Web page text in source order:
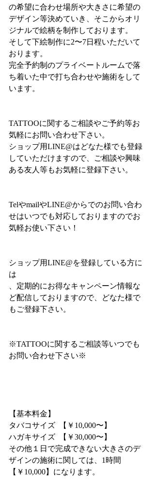
の希望に合わせ場所や大きさに希望の
デザイン等決めていき、そこからオリ
ジナルで絵柄を制作しております。
そして下絵制作に2〜7日程いただいて
おります。
完全予約制のプライベートルームで落
ち着いた中で打ち合わせや施術をして
います。
TATTOOに関するご相談やご予約等お
気軽にお問い合わせ下さい。
ショップ用LINE@はどなた様でも登録
していただけますので、ご相談や興味
ある友人等もお気軽に登録下さい。
TelやmailやLINE@からでのお問い合わ
せはいつでも対応しておりますのでお
気軽お使い下さい！
ショップ用LINE@を登録している方に
は
、定期的にお得なキャンペーン情報な
ど配信しておりますので、どなた様で
もご登録下さい。
※TATTOOに関するご相談等いつでも
お問い合わせ下さい※
【基本料金】
タバコサイズ  【￥10,000〜】
ハガキサイズ  【￥30,000〜】
その他１日で完成できない大きさのデ
ザインの施術に関しては、1時間
【￥10,000】になります。